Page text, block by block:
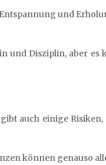
und
und Disziplin, aber es
auch einige
können genauso